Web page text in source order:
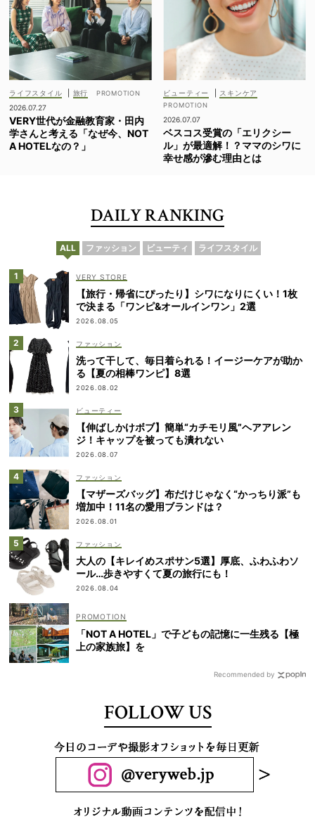
ライフスタイル
旅行
2026.07.27
VERY世代が金融教育家・田内
学さんと考える「なぜ今、NOT
A HOTELなの？」
ビューティー スキンケア
2026.07.07
ベスコス受賞の「エリクシー
ル」が最適解！？ママのシワに
幸せ感が滲む理由とは
DAILY RANKING
ALL ファッション ビューティ ライフスタイル
VERY STORE
【旅行・帰省にぴったり】シワになりにくい！1枚
で決まる「ワンピ&オールインワン」2選
2026.08.05
ファッション
洗って干して、毎日着られる！イージーケアが助か
る【夏の相棒ワンピ】8選
2026.08.02
ビューティー
【伸ばしかけボブ】簡単“カチモリ風”ヘアアレン
ジ！キャップを被っても潰れない
2026.08.07
ファッション
【マザーズバッグ】布だけじゃなく“かっちり派”も
増加中！11名の愛用ブランドは？
2026.08.01
ファッション
大人の【キレイめスポサン5選】厚底、ふわふわソ
ール…歩きやすくて夏の旅行にも！
2026.08.04
「NOT A HOTEL」で子どもの記憶に一生残る【極
上の家族旅】を
Recommended by
FOLLOW US